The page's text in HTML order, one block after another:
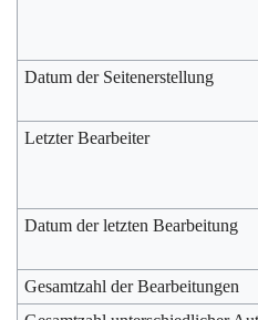
Datum der Seitenerstellung
Letzter Bearbeiter
Datum der letzten Bearbeitung
Gesamtzahl der Bearbeitungen